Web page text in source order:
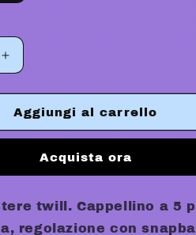
a
f
i
c
a
Aumenta
quantità
per
MARPHILL
SNAPBACK
Aggiungi al carrello
Acquista ora
twill. Cappellino a 5
regolazione con